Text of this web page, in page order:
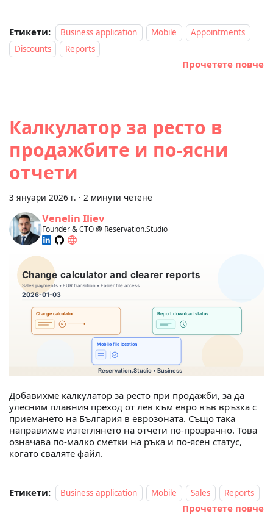
Етикети: Business application Mobile
Appointments
Discounts
Reports
Прочетете повче
Калкулатор за ресто в
продажбите и по-ясни
отчети
3 януари 2026 г. · 2 минути четене
Venelin Iliev
Founder & CTO @ Reservation.Studio
Добавихме калкулатор за ресто при продажби, за да
улесним плавния преход от лев към евро във връзка с
приемането на България в еврозоната. Също така
направихме изтеглянето на отчети по-прозрачно. Това
означава по-малко сметки на ръка и по-ясен статус,
когато сваляте файл.
Етикети: Business application Mobile Sales Reports
Прочетете повче